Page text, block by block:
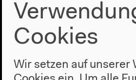
4. und 5. März 2017
Das ganze Programm auf
Cookies
Wir setzen auf unserer